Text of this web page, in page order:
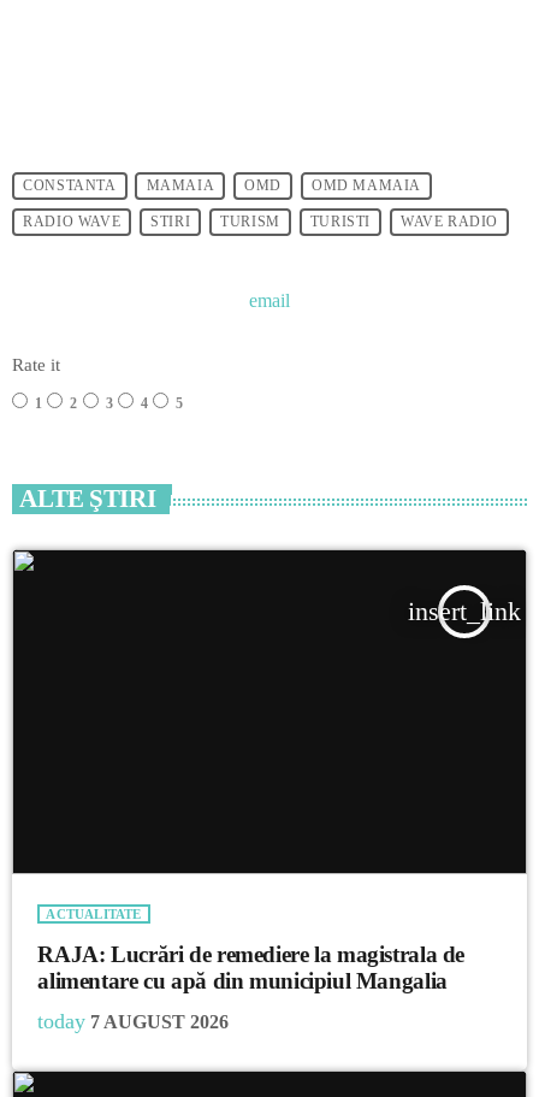
CONSTANTA MAMAIA OMD OMD MAMAIA
RADIO WAVE STIRI TURISM TURISTI WAVE RADIO
email
Rate it
1 2 3 4 5
ALTE ŞTIRI
insert_link
ACTUALITATE
RAJA: Lucrări de remediere la magistrala de
alimentare cu apă din municipiul Mangalia
today 7 AUGUST 2026